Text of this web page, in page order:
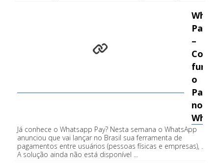
Pay
–
Como
o
no
Já conhece o Whatsapp Pay? Nesta semana o WhatsApp
anunciou que vai lançar no Brasil sua ferramenta de
pagamentos entre usuários (pessoas físicas e empresas), .
A solução ainda não está disponível ...